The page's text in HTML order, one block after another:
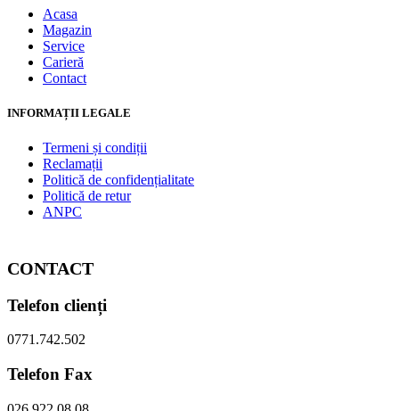
Acasa
Magazin
Service
Carieră
Contact
INFORMAȚII LEGALE
Termeni și condiții
Reclamații
Politică de confidențialitate
Politică de retur
ANPC
CONTACT
Telefon clienți
0771.742.502
Telefon Fax